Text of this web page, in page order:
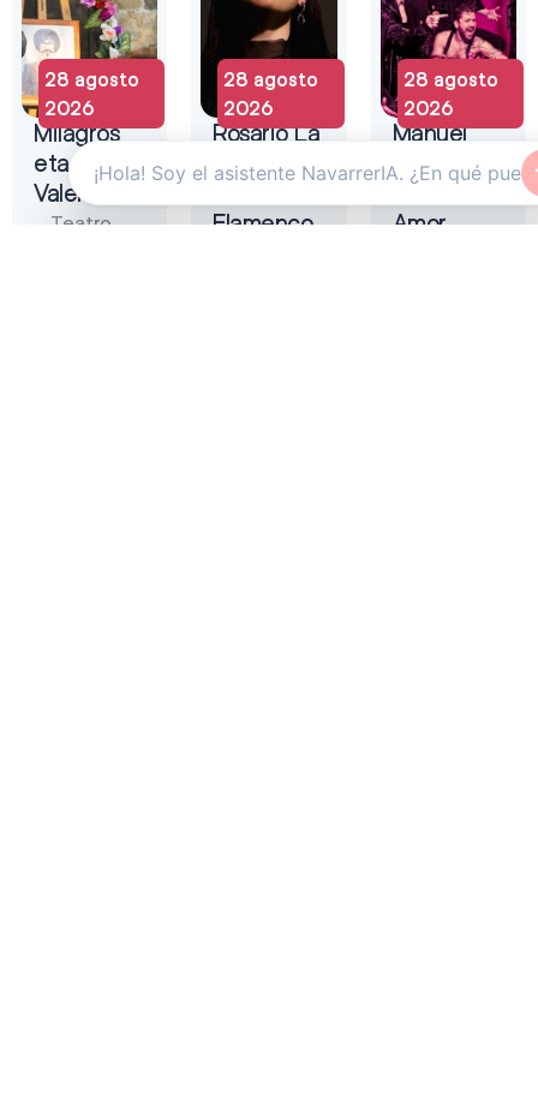
28 agosto
2026
Milagros
eta
Valentina
Teatro
28 agosto
2026
Rosario La
Tremendita
Flamenco
28 agosto
2026
Manuel
Liñán –
Muerta de
Amor